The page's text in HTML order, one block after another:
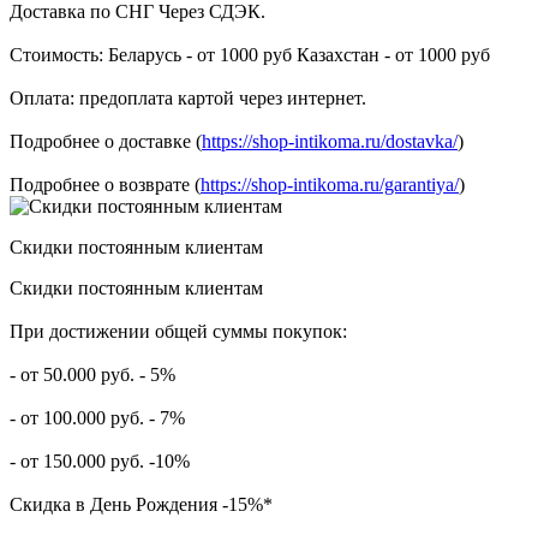
Доставка по СНГ Через СДЭК.
Стоимость: Беларусь - от 1000 руб Казахстан - от 1000 руб
Оплата: предоплата картой через интернет.
Подробнее о доставке (https://shop-intikoma.ru/dostavka/)
Подробнее о возврате (https://shop-intikoma.ru/garantiya/)
Скидки постоянным клиентам
Скидки постоянным клиентам
При достижении общей суммы покупок:
- от 50.000 руб. - 5%
- от 100.000 руб. - 7%
- от 150.000 руб. -10%
Скидка в День Рождения -15%*